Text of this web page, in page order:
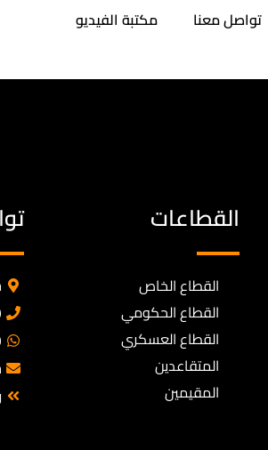
تواصل معنا مكتبة الفيديو
القطاعات
القطاع الخاص
القطاع الحكومي
القطاع العسكري
المتقاعدين
المقيمين